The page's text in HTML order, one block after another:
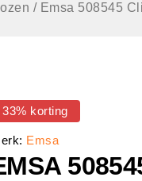
/ Emsa 508545
33% korting
Emsa